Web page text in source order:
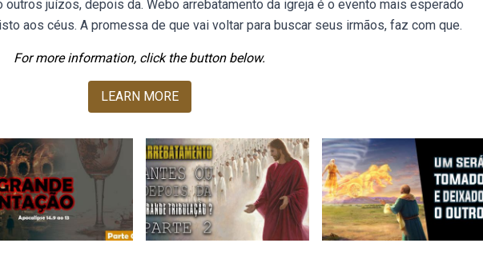
outros juízos, depois da. Webo arrebatamento da igreja é o evento mais esperado
aos céus. A promessa de que vai voltar para buscar seus irmãos, faz com que.
For more information, click the button below.
LEARN MORE